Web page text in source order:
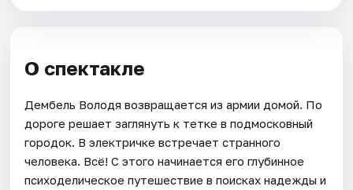
О спектакле
Дембель Володя возвращается из армии домой. По
дороге решает заглянуть к тетке в подмосковный
городок. В электричке встречает странного
человека. Всё! С этого начинается его глубинное
психоделическое путешествие в поисках надежды и